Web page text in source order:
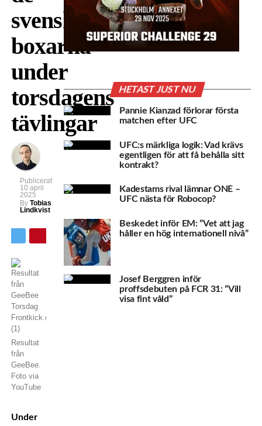
svenska
boxarna
under
torsdagens
tävlingar
Publicerat
10 april
2025
By Tobias
Lindkvist
Resultat
från
GeeBee.
Foto via
YouTube
Under
HETAST JUST NU
Pannie Kianzad förlorar första
matchen efter UFC
UFC:s märkliga logik: Vad krävs
egentligen för att få behålla sitt
kontrakt?
Kadestams rival lämnar ONE –
UFC nästa för Robocop?
Beskedet inför EM: ”Vet att jag
håller en hög internationell nivå”
Josef Berggren inför
proffsdebuten på FCR 31: ”Vill
visa fint våld”